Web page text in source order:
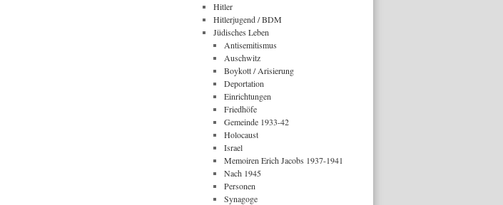
Hitler
Hitlerjugend / BDM
Jüdisches Leben
Antisemitismus
Auschwitz
Boykott / Arisierung
Deportation
Einrichtungen
Friedhöfe
Gemeinde 1933-42
Holocaust
Israel
Memoiren Erich Jacobs 1937-1941
Nach 1945
Personen
Synagoge